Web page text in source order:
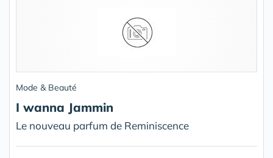
Mode & Beauté
I wanna Jammin
Le nouveau parfum de Reminiscence